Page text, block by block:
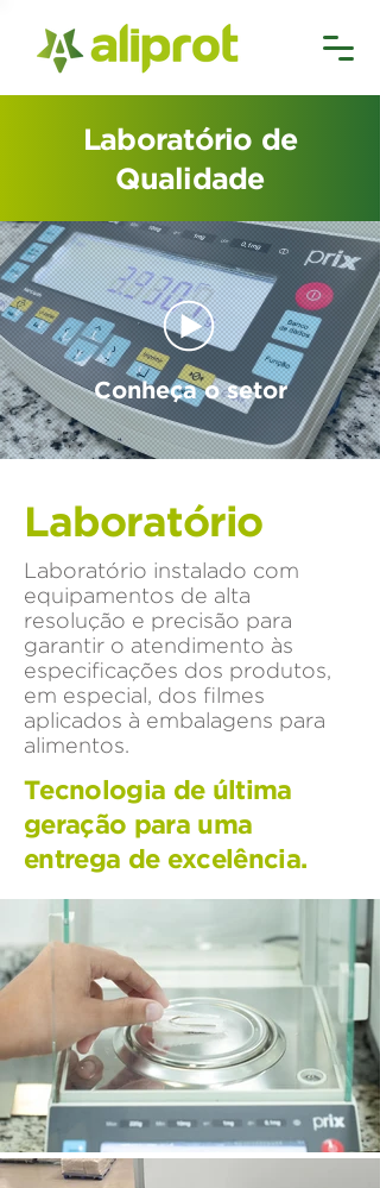
Laboratório de
Qualidade
Conheça o setor
Laboratório
Laboratório instalado com
equipamentos de alta
resolução e precisão para
garantir o atendimento às
especificações dos produtos,
em especial, dos filmes
aplicados à embalagens para
alimentos.
Tecnologia de última
geração para uma
entrega de excelência.